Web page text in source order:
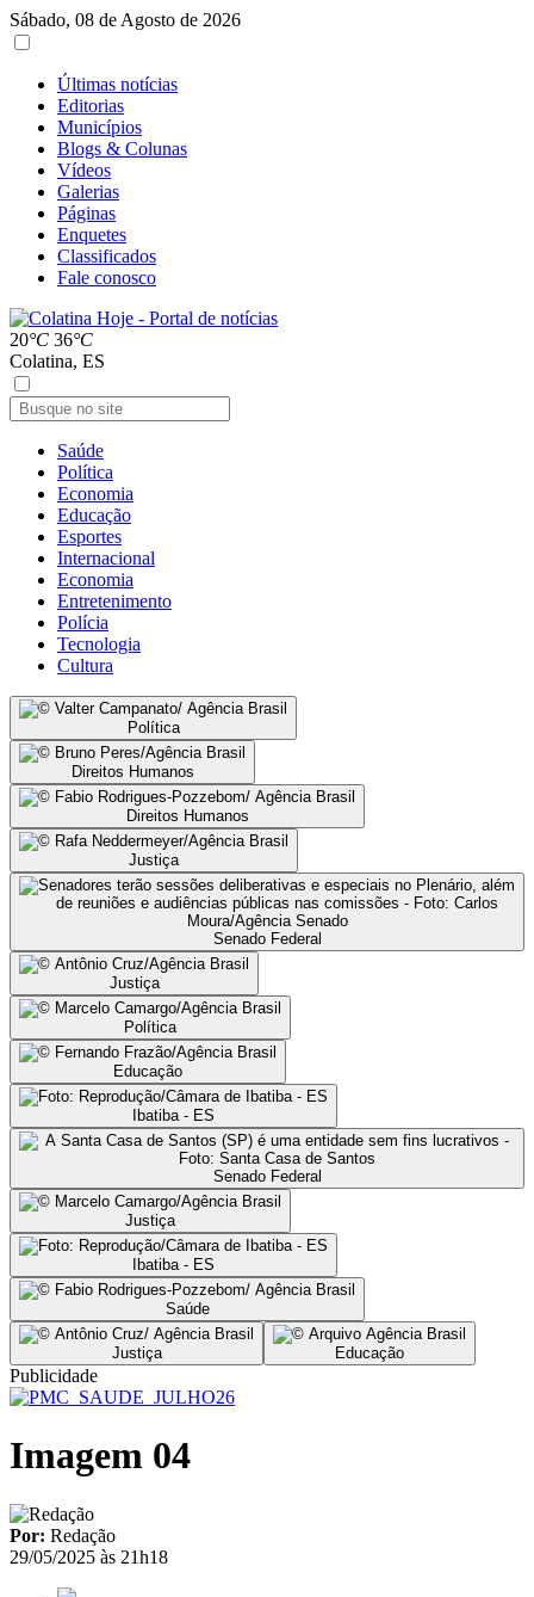
Sábado, 08 de Agosto de 2026
Últimas notícias
Editorias
Municípios
Blogs & Colunas
Vídeos
Galerias
Páginas
Enquetes
Classificados
Fale conosco
20°C 36°C
Colatina, ES
Saúde
Política
Economia
Educação
Esportes
Internacional
Economia
Entretenimento
Polícia
Tecnologia
Cultura
Política
Direitos Humanos
Direitos Humanos
Justiça
Senado Federal
Justiça
Política
Educação
Ibatiba - ES
Senado Federal
Justiça
Ibatiba - ES
Saúde
Justiça Educação
Publicidade
Imagem 04
Por: Redação
29/05/2025 às 21h18